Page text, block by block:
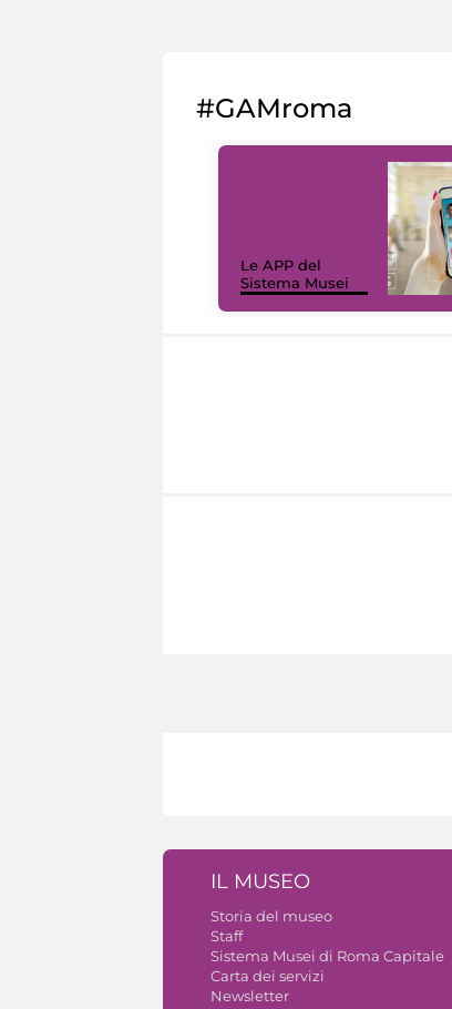
#GAMroma
Le APP del
Sistema Musei
IL MUSEO
Storia del museo
Staff
Sistema Musei di Roma Capitale
Carta dei servizi
Newsletter